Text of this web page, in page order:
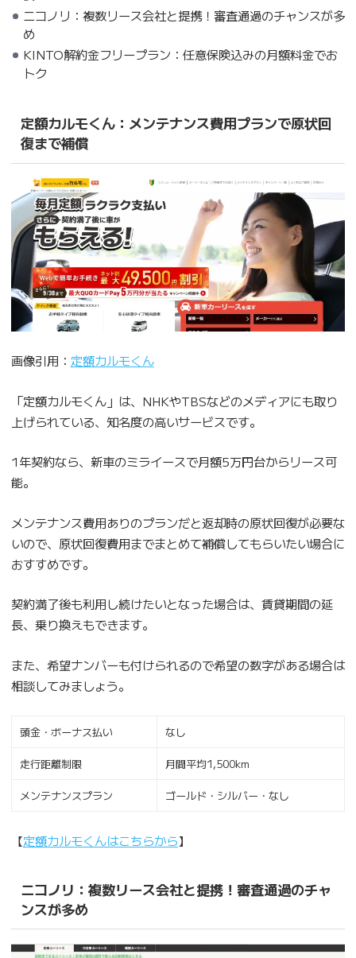
ニコノリ：複数リース会社と提携！審査通過のチャンスが多
め
KINTO解約金フリープラン：任意保険込みの月額料金でお
トク
定額カルモくん：メンテナンス費用プランで原状回
復まで補償
画像引用： 定額カルモくん
「定額カルモくん」は、NHKやTBSなどのメディアにも取り
上げられている、知名度の高いサービスです。
1年契約なら、新車のミライースで月額5万円台からリース可
能。
メンテナンス費用ありのプランだと返却時の原状回復が必要な
いので、原状回復費用までまとめて補償してもらいたい場合に
おすすめです。
契約満了後も利用し続けたいとなった場合は、賃貸期間の延
長、乗り換えもできます。
また、希望ナンバーも付けられるので希望の数字がある場合は
相談してみましょう。
頭金・ボーナス払い なし
走行距離制限 月間平均1,500km
メンテナンスプラン ゴールド・シルバー・なし
【定額カルモくんはこちらから】
ニコノリ：複数リース会社と提携！審査通過のチャ
ンスが多め